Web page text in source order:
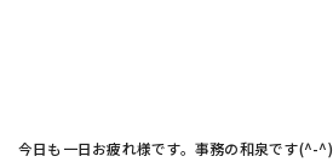
今日も一日お疲れ様です。事務の和泉です(^-^)